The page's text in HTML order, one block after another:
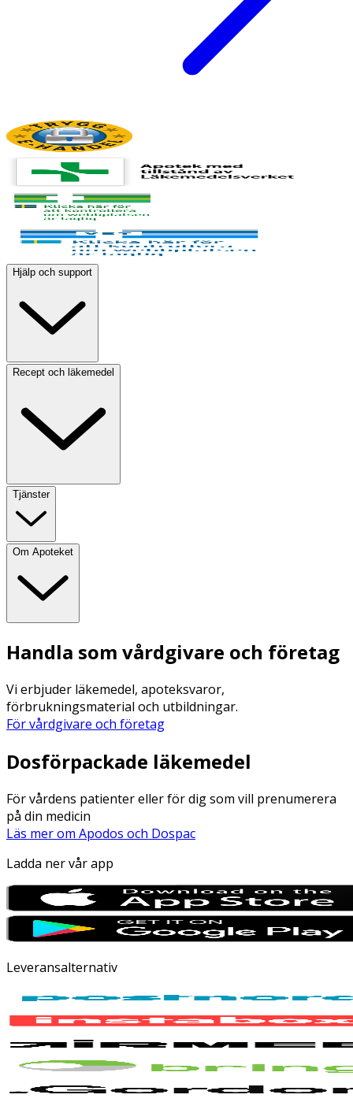
Hjälp och support
Recept och läkemedel
Tjänster
Om Apoteket
Handla som vårdgivare och företag
Vi erbjuder läkemedel, apoteksvaror,
förbrukningsmaterial och utbildningar.
För vårdgivare och företag
Dosförpackade läkemedel
För vårdens patienter eller för dig som vill prenumerera
på din medicin
Läs mer om Apodos och Dospac
Ladda ner vår app
Leveransalternativ